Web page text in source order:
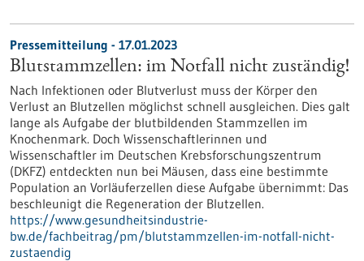
Pressemitteilung - 17.01.2023
Blutstammzellen: im Notfall nicht zuständig!
Nach Infektionen oder Blutverlust muss der Körper den
Verlust an Blutzellen möglichst schnell ausgleichen. Dies galt
lange als Aufgabe der blutbildenden Stammzellen im
Knochenmark. Doch Wissenschaftlerinnen und
Wissenschaftler im Deutschen Krebsforschungszentrum
(DKFZ) entdeckten nun bei Mäusen, dass eine bestimmte
Population an Vorläuferzellen diese Aufgabe übernimmt: Das
beschleunigt die Regeneration der Blutzellen.
https://www.gesundheitsindustrie-
bw.de/fachbeitrag/pm/blutstammzellen-im-notfall-nicht-
zustaendig